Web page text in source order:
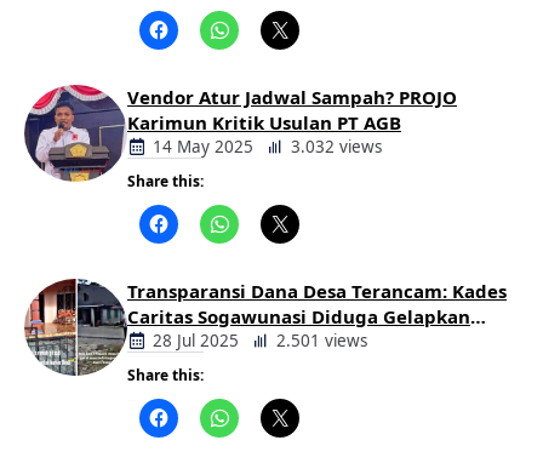
Vendor Atur Jadwal Sampah? PROJO
Karimun Kritik Usulan PT AGB
14 May 2025 3.032 views
Share this:
Transparansi Dana Desa Terancam: Kades
Caritas Sogawunasi Diduga Gelapkan
Bantuan untuk Warga
28 Jul 2025 2.501 views
Share this: